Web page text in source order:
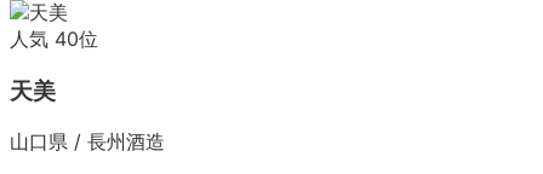
人気 40位
天美
山口県 / 長州酒造